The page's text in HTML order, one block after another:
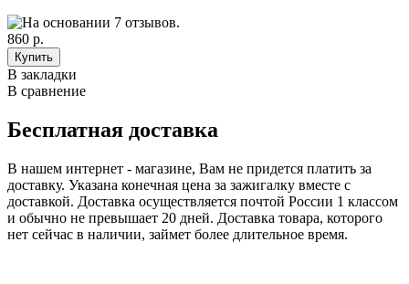
860 р.
В закладки
В сравнение
Бесплатная доставка
В нашем интернет - магазине, Вам не придется платить за
доставку. Указана конечная цена за зажигалку вместе с
доставкой. Доставка осуществляется почтой России 1 классом
и обычно не превышает 20 дней. Доставка товара, которого
нет сейчас в наличии, займет более длительное время.